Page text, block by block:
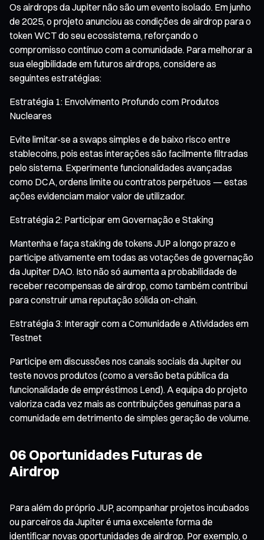
Os airdrops da Jupiter não são um evento isolado. Em junho
de 2025, o projeto anunciou as condições de airdrop para o
token WCT do seu ecossistema, reforçando o
compromisso contínuo com a comunidade. Para melhorar a
sua elegibilidade em futuros airdrops, considere as
seguintes estratégias:
Estratégia 1: Envolvimento Profundo com Produtos
Nucleares
Evite limitar-se a swaps simples e de baixo risco entre
stablecoins, pois estas interações são facilmente filtradas
pelo sistema. Experimente funcionalidades avançadas
como DCA, ordens limite ou contratos perpétuos — estas
ações evidenciam maior valor de utilizador.
Estratégia 2: Participar em Governação e Staking
Mantenha e faça staking de tokens JUP a longo prazo e
participe ativamente em todas as votações de governação
da Jupiter DAO. Isto não só aumenta a probabilidade de
receber recompensas de airdrop, como também contribui
para construir uma reputação sólida on-chain.
Estratégia 3: Interagir com a Comunidade e Atividades em
Testnet
Participe em discussões nos canais sociais da Jupiter ou
teste novos produtos (como a versão beta pública da
funcionalidade de empréstimos Lend). A equipa do projeto
valoriza cada vez mais as contribuições genuínas para a
comunidade em detrimento de simples geração de volume.
06 Oportunidades Futuras de
Airdrop
Para além do próprio JUP, acompanhar projetos incubados
ou parceiros da Jupiter é uma excelente forma de
identificar novas oportunidades de airdrop. Por exemplo, o